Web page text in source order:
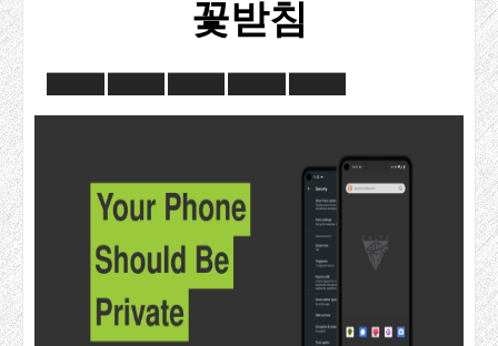
꽃받침